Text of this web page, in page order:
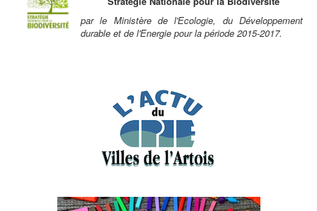
par le Ministère de l'Ecologie, du Développement
durable et de l'Energie pour la période 2015-2017.